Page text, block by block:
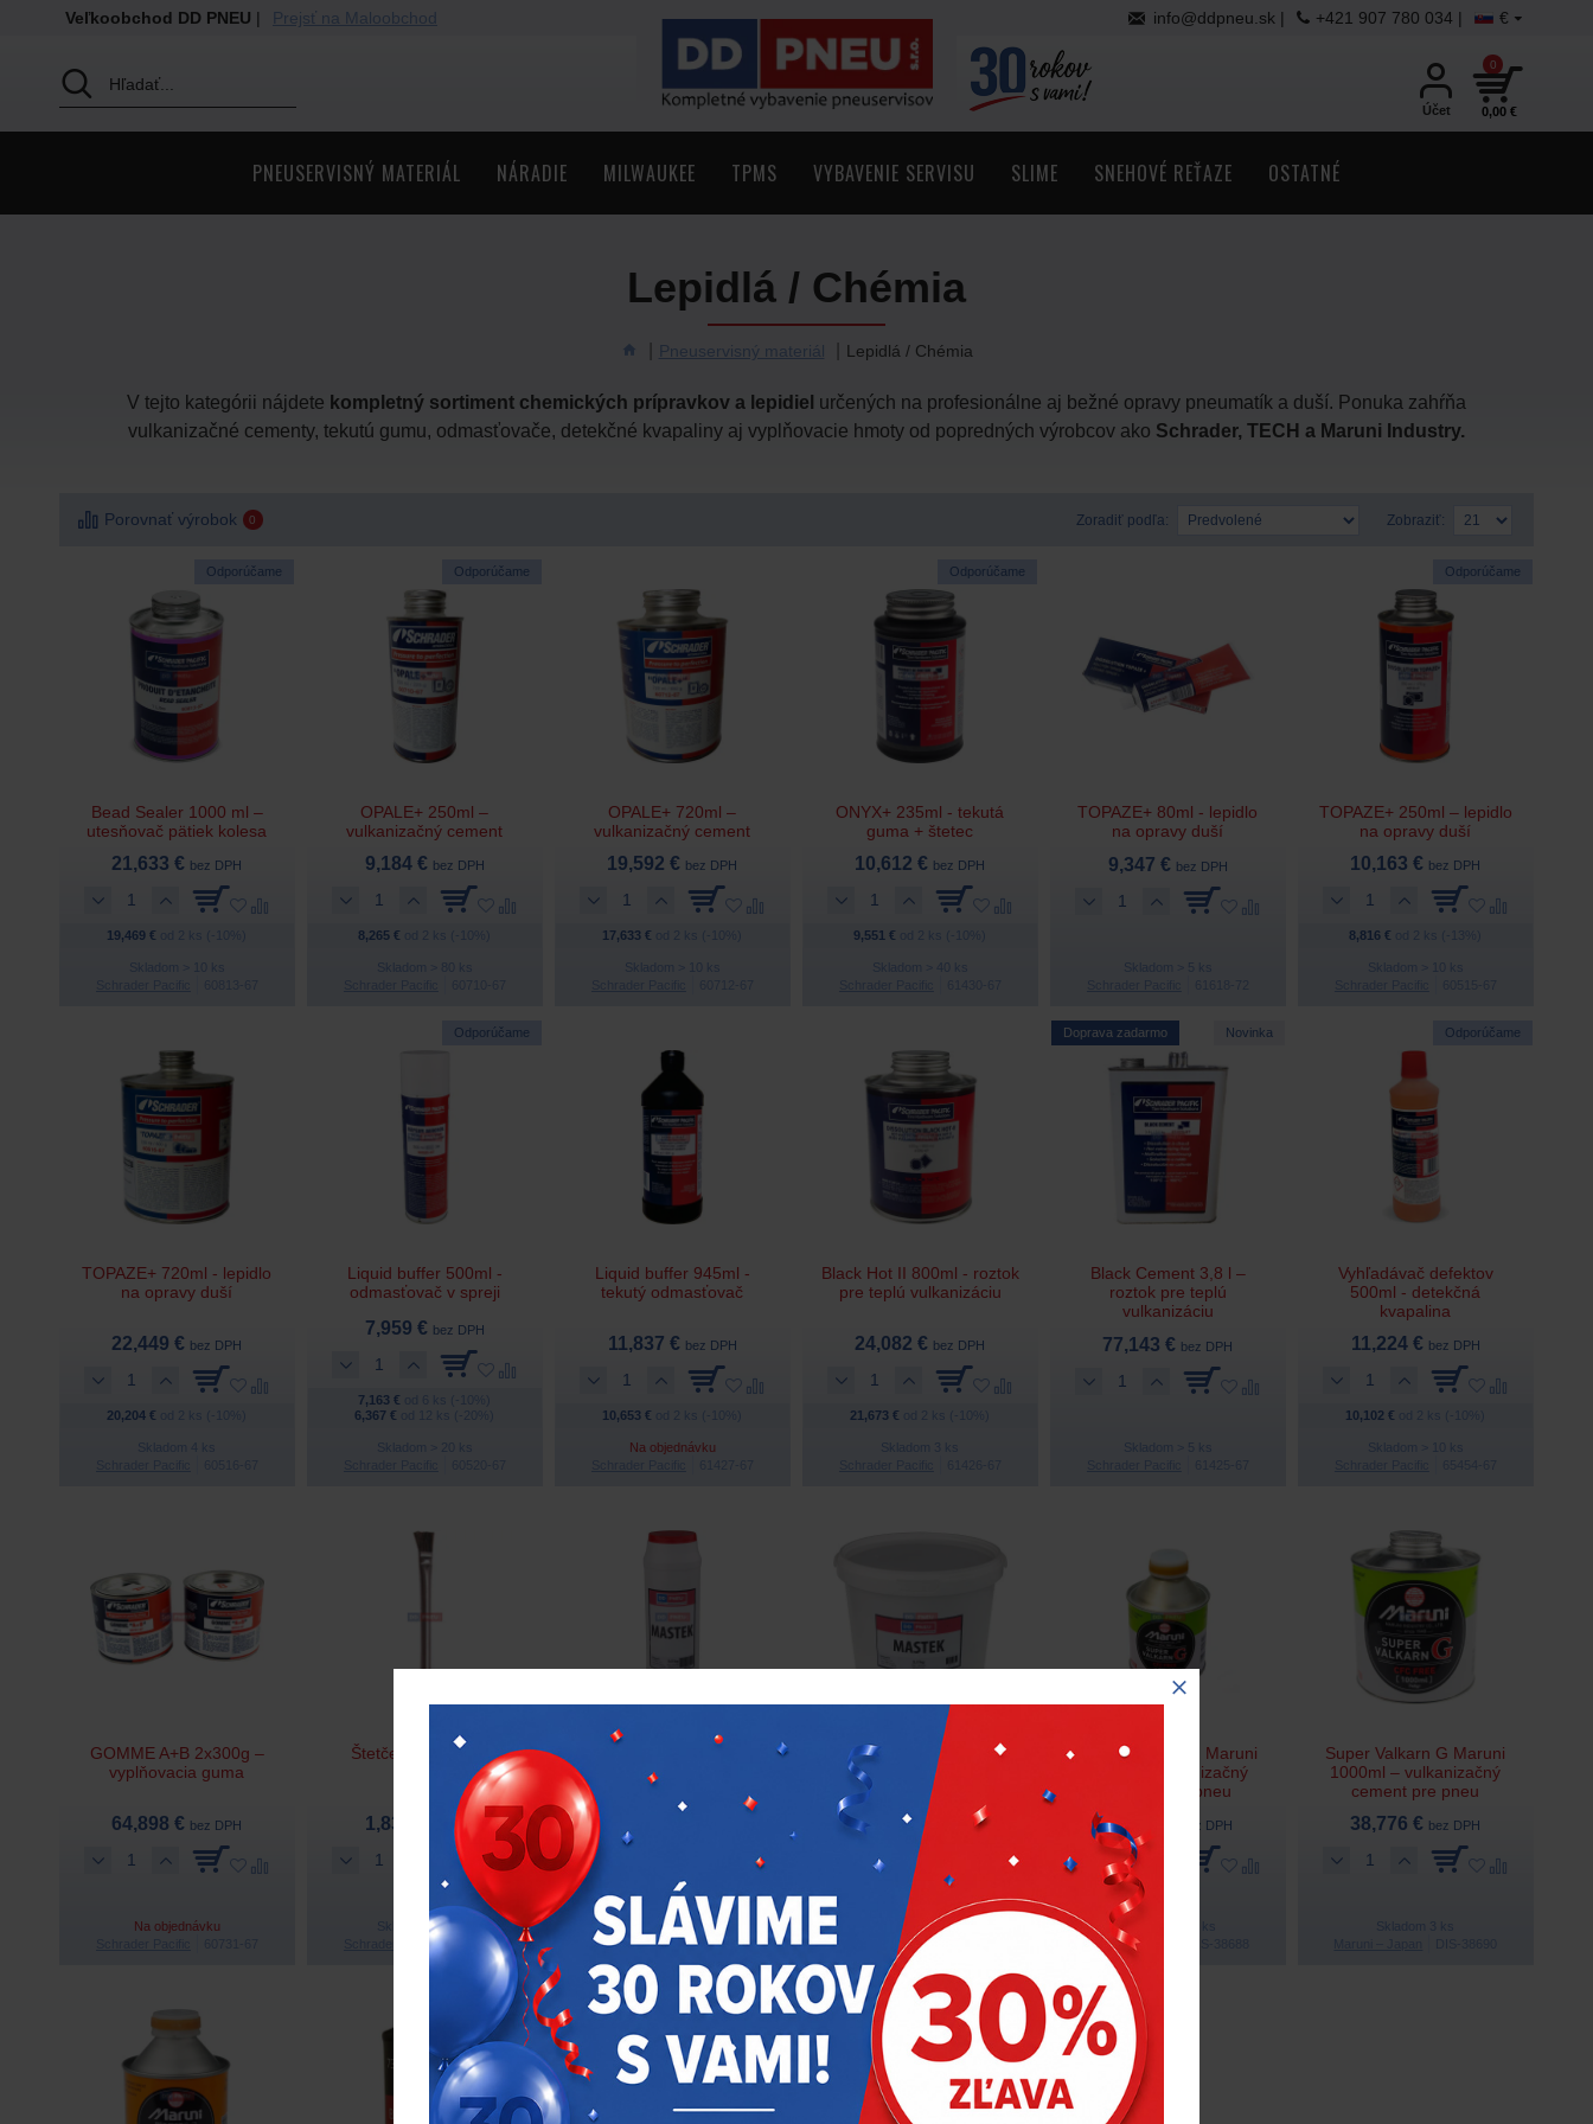
Veľkoobchod DD PNEU | Prejsť na Maloobchod €
info@ddpneu.sk | +421 907 780 034 |
Účet 0,00 €
0
PNEUSERVISNÝ MATERIÁL NÁRADIE MILWAUKEE TPMS VYBAVENIE SERVISU SLIME SNEHOVÉ REŤAZE OSTATNÉ
Pneuservisný materiál Lepidlá / Chémia
Lepidlá / Chémia
V tejto kategórii nájdete kompletný sortiment chemických prípravkov a lepidiel určených na profesionálne aj bežné opravy pneumatík a duší. Ponuka zahŕňa
vulkanizačné cementy, tekutú gumu, odmasťovače, detekčné kvapaliny aj vyplňovacie hmoty od popredných výrobcov ako Schrader, TECH a Maruni Industry.
Porovnať výrobok 0 Zoradiť podľa: Zobraziť:
Odporúčame
Bead Sealer 1000 ml –
utesňovač pätiek kolesa
21,633 € bez DPH
19,469 € od 2 ks (-10%)
Skladom > 10 ks
Odporúčame
OPALE+ 250ml –
vulkanizačný cement
9,184 € bez DPH
8,265 € od 2 ks (-10%)
Skladom > 80 ks
OPALE+ 720ml –
vulkanizačný cement
19,592 € bez DPH
17,633 € od 2 ks (-10%)
Skladom > 10 ks
Odporúčame
ONYX+ 235ml - tekutá
guma + štetec
10,612 € bez DPH
9,551 € od 2 ks (-10%)
Skladom > 40 ks
TOPAZE+ 80ml - lepidlo
na opravy duší
9,347 € bez DPH
Skladom > 5 ks
Odporúčame
TOPAZE+ 250ml – lepidlo
na opravy duší
10,163 € bez DPH
8,816 € od 2 ks (-13%)
Skladom > 10 ks
TOPAZE+ 720ml - lepidlo
na opravy duší
22,449 € bez DPH
20,204 € od 2 ks (-10%)
Skladom 4 ks
Odporúčame
Liquid buffer 500ml -
odmasťovač v spreji
7,959 € bez DPH
7,163 €
od 6 ks (-10%)
6,367 €
od 12 ks (-20%)
Skladom > 20 ks
Liquid buffer 945ml -
tekutý odmasťovač
11,837 € bez DPH
10,653 € od 2 ks (-10%)
Na objednávku
Black Hot II 800ml - roztok
pre teplú vulkanizáciu
24,082 € bez DPH
21,673 € od 2 ks (-10%)
Skladom 3 ks
Novinka
Doprava zadarmo
Black Cement 3,8 l –
roztok pre teplú
vulkanizáciu
77,143 € bez DPH
Skladom > 5 ks
Odporúčame
Vyhľadávač defektov
500ml - detekčná
kvapalina
11,224 € bez DPH
10,102 € od 2 ks (-10%)
Skladom > 10 ks
GOMME A+B 2x300g –
vyplňovacia guma
64,898 € bez DPH
Na objednávku
Schrader Pacific
60719-67
Štetček s uzáverom
1,837 € bez DPH
Skladom > 70 ks
F.10.23
(mastenec)
Skladom > 5 ks
F.10.43
Technický klouzek 2500g
(mastenec)
11,837 € bez DPH
Skladom 3 ks
Maruni – Japan
Super Valkarn G Maruni
200ml – vulkanizačný
cement pre pneu
12,857 € bez DPH
Skladom > 30 ks
Super Valkarn G Maruni
1000ml – vulkanizačný
cement pre pneu
38,776 € bez DPH
Skladom 3 ks